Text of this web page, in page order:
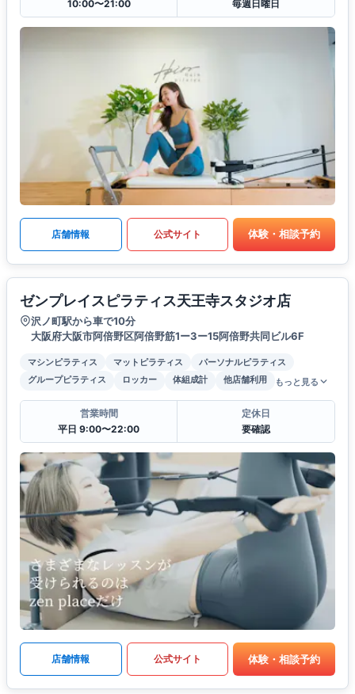
10:00〜21:00 毎週日曜日
店舗情報 公式サイト 体験・相談予約
ゼンプレイスピラティス天王寺スタジオ店
沢ノ町駅から車で10分
大阪府大阪市阿倍野区阿倍野筋1ー3ー15阿倍野共同ビル6F
マシンピラティス マットピラティス
パーソナルピラティス
グループピラティス
ロッカー 体組成計 他店舗利用 もっと見る
営業時間
平日 9:00〜22:00
定休日
要確認
店舗情報 公式サイト 体験・相談予約